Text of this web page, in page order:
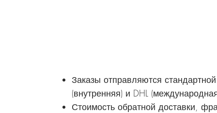
Заказы отправляются
(внутренняя) и DHL
Стоимость обратной доставки,